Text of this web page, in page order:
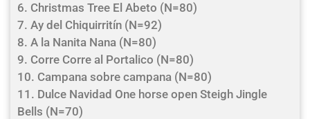
6. Christmas Tree El Abeto (N=80)
7. Ay del Chiquirritín (N=92)
8. A la Nanita Nana (N=80)
9. Corre Corre al Portalico (N=80)
10. Campana sobre campana (N=80)
11. Dulce Navidad One horse open Steigh Jingle
Bells (N=70)